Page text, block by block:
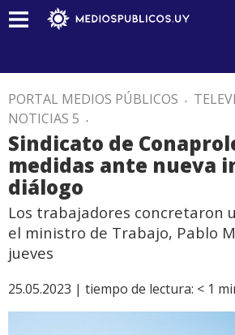
PORTAL MEDIOS PÚBLICOS .
NOTICIAS 5 .
Sindicato de
medidas ante nueva
diálogo
Los trabajadores concretaron
el ministro de Trabajo, Pablo
jueves
25.05.2023 | tiempo de lectura: < 1